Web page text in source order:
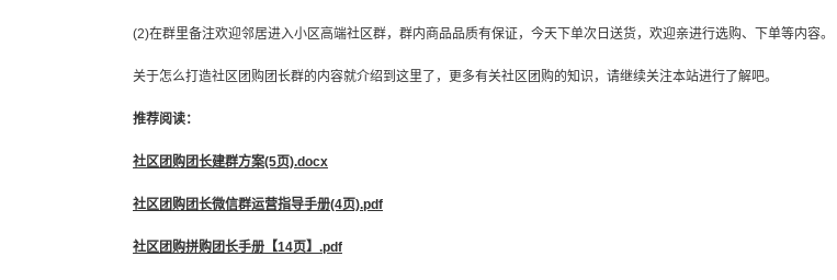
(2)在群里备注欢迎邻居进入小区高端社区群，群内商品品质有保证，今天下单次日送货，欢迎亲进行选购、下单等内容。
关于怎么打造社区团购团长群的内容就介绍到这里了，更多有关社区团购的知识，请继续关注本站进行了解吧。
推荐阅读：
社区团购团长建群方案(5页).docx
社区团购团长微信群运营指导手册(4页).pdf
社区团购拼购团长手册【14页】.pdf